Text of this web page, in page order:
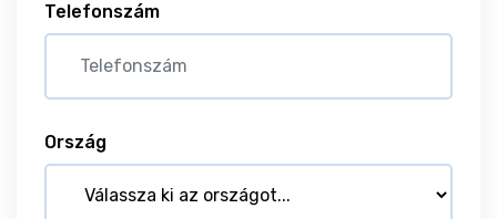
Telefonszám
Ország